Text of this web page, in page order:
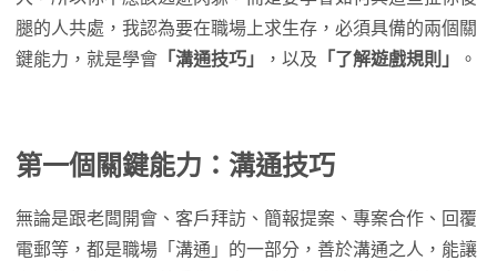
腿的人共處，我認為要在職場上求生存，必須具備的兩個關
鍵能力，就是學會 「溝通技巧」 ，以及 「了解遊戲規則」 。
第一個關鍵能力：溝通技巧
無論是跟老闆開會、客戶拜訪、簡報提案、專案合作、回覆
電郵等，都是職場「溝通」的一部分，善於溝通之人，能讓